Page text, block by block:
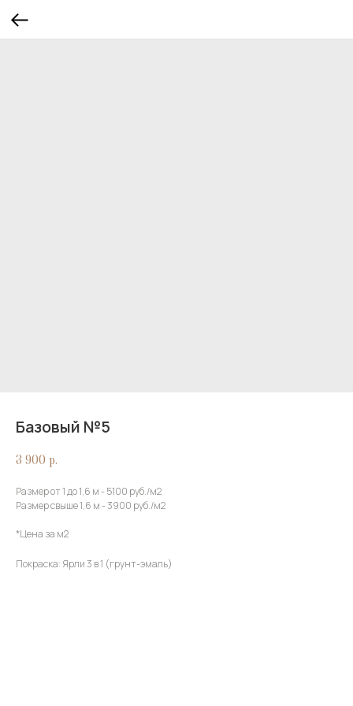
Базовый №5
3 900 р.
Размер от 1 до 1,6 м - 5100 руб./м2
Размер свыше 1,6 м - 3900 руб./м2
*Цена за м2
Покраска: Ярли 3 в 1 (грунт-эмаль)